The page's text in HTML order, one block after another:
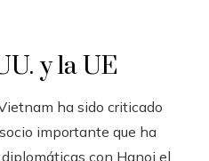
y la UE
ha sido criticado
importante que ha
con Hanoi el